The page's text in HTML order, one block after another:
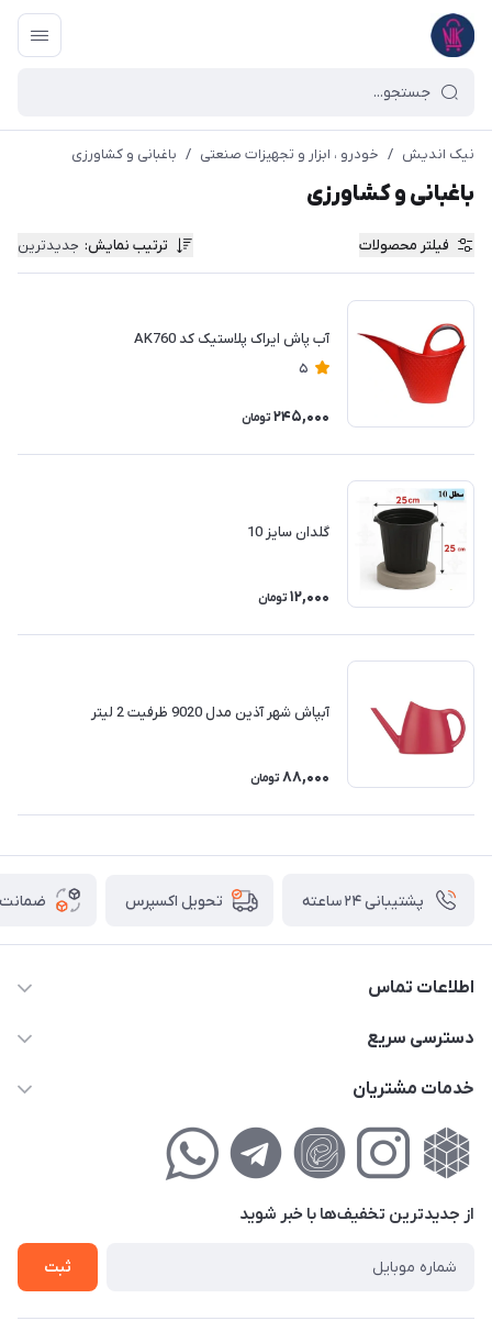
نیک اندیش / خودرو ، ابزار و تجهیزات صنعتی / باغبانی و کشاورزی
باغبانی و کشاورزی
فیلتر محصولات ترتیب نمایش: جدیدترین
آب پاش ایراک پلاستیک کد AK760
5
245,000 تومان
گلدان سایز 10
12,000 تومان
آبپاش شهر آذین مدل 9020 ظرفیت 2 لیتر
88,000 تومان
پشتیبانی ۲۴ ساعته تحویل اکسپرس ضمانت
اطلاعات تماس
02177111474
کوچه گلریز 4 غربی ، پلاک 13
دسترسی سریع
حساب کاربری
لیست محصولات
خدمات مشتریان
راهنمای‌خرید‌آنلاین
حریم خصوصی
فروش‌اقساطی
از جدید‌ترین تخفیف‌ها با‌ خبر شوید
ثبت